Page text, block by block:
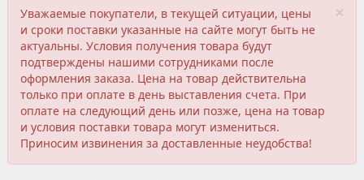
×
Уважаемые покупатели, в текущей ситуации, цены
и сроки поставки указанные на сайте могут быть не
актуальны. Условия получения товара будут
подтверждены нашими сотрудниками после
оформления заказа. Цена на товар действительна
только при оплате в день выставления счета. При
оплате на следующий день или позже, цена на товар
и условия поставки товара могут измениться.
Приносим извинения за доставленные неудобства!